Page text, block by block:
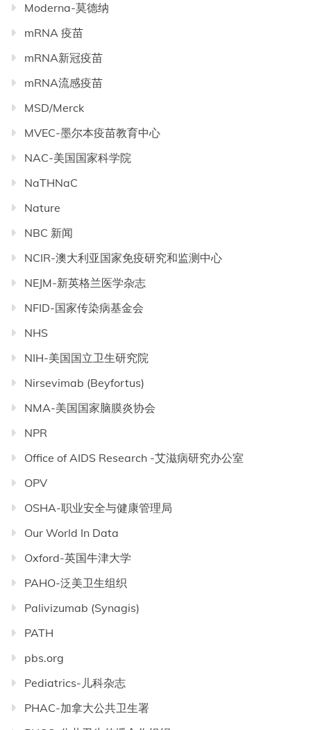
Moderna-莫德纳
mRNA 疫苗
mRNA新冠疫苗
mRNA流感疫苗
MSD/Merck
MVEC-墨尔本疫苗教育中心
NAC-美国国家科学院
NaTHNaC
Nature
NBC 新闻
NCIR-澳大利亚国家免疫研究和监测中心
NEJM-新英格兰医学杂志
NFID-国家传染病基金会
NHS
NIH-美国国立卫生研究院
Nirsevimab (Beyfortus)
NMA-美国国家脑膜炎协会
NPR
Office of AIDS Research -艾滋病研究办公室
OPV
OSHA-职业安全与健康管理局
Our World In Data
Oxford-英国牛津大学
PAHO-泛美卫生组织
Palivizumab (Synagis)
PATH
pbs.org
Pediatrics-儿科杂志
PHAC-加拿大公共卫生署